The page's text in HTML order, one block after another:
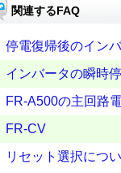
関連するFAQ
停電復帰後のイン
インバータの瞬時
FR-A500の主回路
FR-CV
リセット選択につ